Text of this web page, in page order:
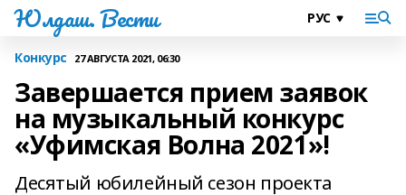
Юлдаш. Вести
Конкурс 27 АВГУСТА 2021, 06:30
Завершается прием заявок
на музыкальный конкурс
«Уфимская Волна 2021»!
Десятый юбилейный сезон проекта